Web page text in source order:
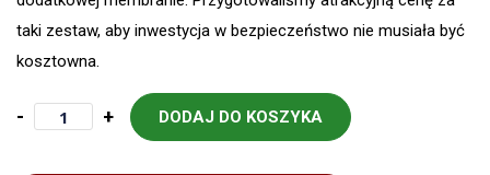
taki zestaw, aby inwestycja w bezpieczeństwo nie musiała być
kosztowna.
- + DODAJ DO KOSZYKA